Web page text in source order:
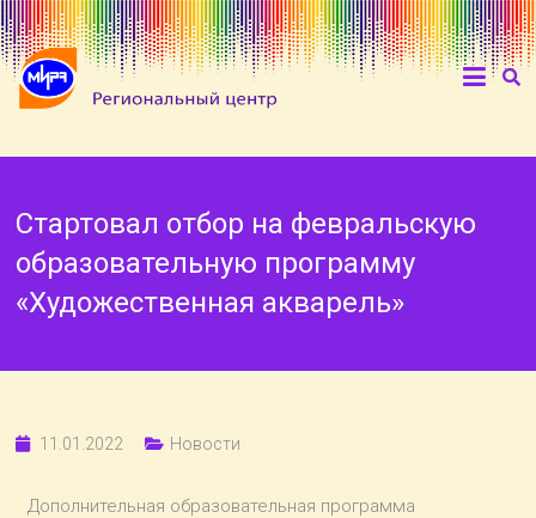
Стартовал отбор на февральскую
образовательную программу
«Художественная акварель»
11.01.2022 Новости
Дополнительная образовательная программа